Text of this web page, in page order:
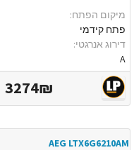
מיקום הפתח:
פתח קידמי
דירוג אנרגטי:
A
3274₪
AEG LTX6G6210AM